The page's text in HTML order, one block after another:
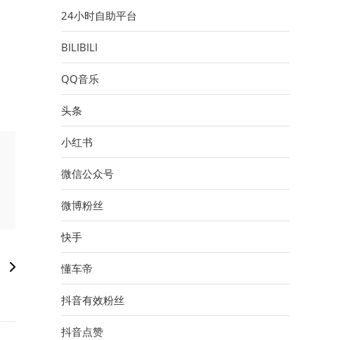
24小时自助平台
BILIBILI
QQ音乐
头条
小红书
微信公众号
微博粉丝
快手
懂车帝
抖音有效粉丝
抖音点赞